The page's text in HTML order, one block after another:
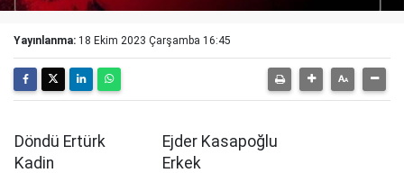
Yayınlanma: 18 Ekim 2023 Çarşamba 16:45
Döndü Ertürk
Kadin
Ejder Kasapoğlu
Erkek